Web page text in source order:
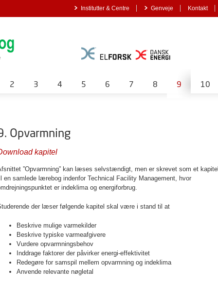
Institutter & Centre Genveje Kontakt
2 3 4 5 6 7 8 9 10
Opvarmning
kapitel
”Opvarmning” kan læses selvstændigt, men er skrevet som et kapitel
en samlede lærebog indenfor Technical Facility Management, hvor
er indeklima og energiforbrug.
der læser følgende kapitel skal være i stand til at
Beskrive mulige varmekilder
Beskrive typiske varmeafgivere
Vurdere opvarmningsbehov
Inddrage faktorer der påvirker energi-effektivitet
Redegøre for samspil mellem opvarmning og indeklima
Anvende relevante nøgletal